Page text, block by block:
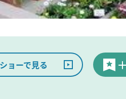
ョーで見る